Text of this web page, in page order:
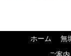
ホーム 無